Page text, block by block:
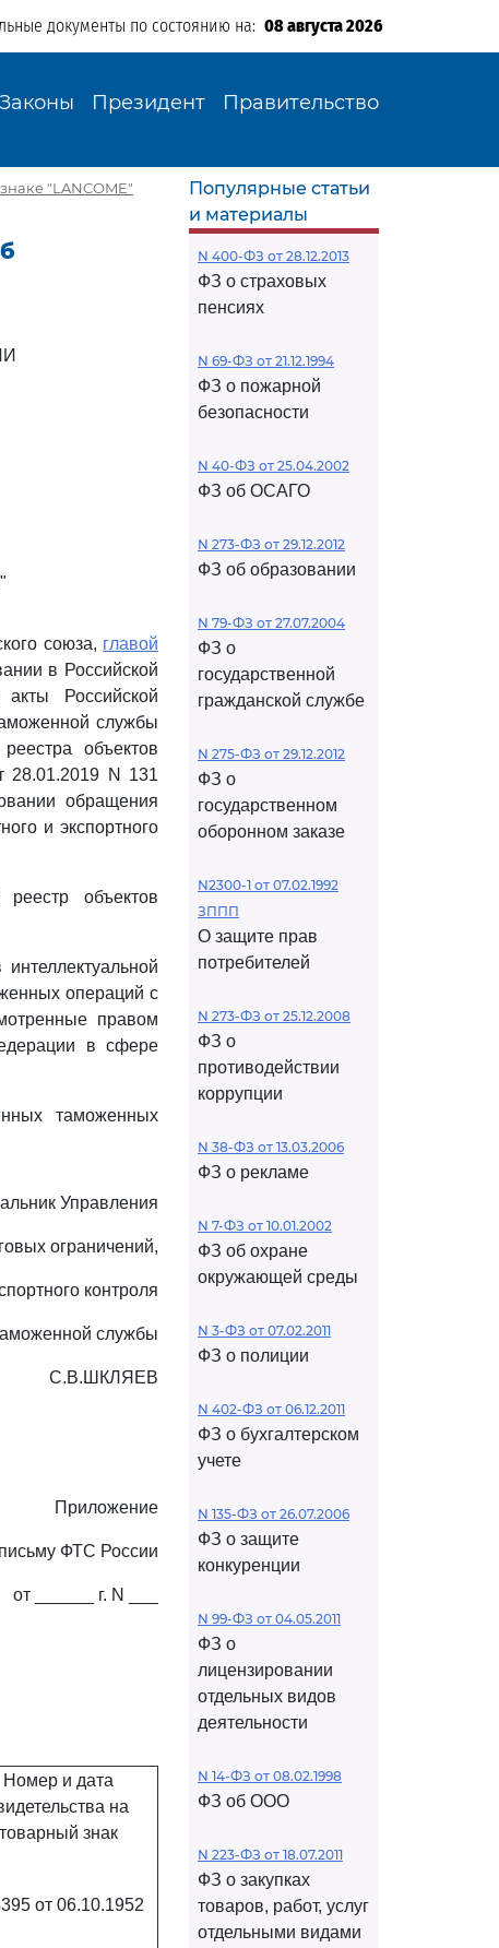
документы по состоянию на: 08 августа 2026
Законы Президент Правительство
"LANCOME"
союза, главой
в Российской
Российской
службы
объектов
28.01.2019 N 131
обращения
и экспортного
объектов
операций с
правом
в сфере
таможенных
Управления
ограничений,
контроля
службы
С.В.ШКЛЯЕВ
Приложение
ФТС России
от ______ г. N ___
Номер и дата
на
товарный знак
от 06.10.1952
Популярные статьи
и материалы
N 400-ФЗ от 28.12.2013
ФЗ о страховых
пенсиях
N 69-ФЗ от 21.12.1994
ФЗ о пожарной
безопасности
N 40-ФЗ от 25.04.2002
ФЗ об ОСАГО
N 273-ФЗ от 29.12.2012
ФЗ об образовании
N 79-ФЗ от 27.07.2004
ФЗ о
государственной
гражданской службе
N 275-ФЗ от 29.12.2012
ФЗ о
государственном
оборонном заказе
N2300-1 от 07.02.1992
ЗППП
О защите прав
потребителей
N 273-ФЗ от 25.12.2008
ФЗ о
противодействии
коррупции
N 38-ФЗ от 13.03.2006
ФЗ о рекламе
N 7-ФЗ от 10.01.2002
ФЗ об охране
окружающей среды
N 3-ФЗ от 07.02.2011
ФЗ о полиции
N 402-ФЗ от 06.12.2011
ФЗ о бухгалтерском
учете
N 135-ФЗ от 26.07.2006
ФЗ о защите
конкуренции
N 99-ФЗ от 04.05.2011
ФЗ о
лицензировании
отдельных видов
деятельности
N 14-ФЗ от 08.02.1998
ФЗ об ООО
N 223-ФЗ от 18.07.2011
ФЗ о закупках
товаров, работ, услуг
отдельными видами